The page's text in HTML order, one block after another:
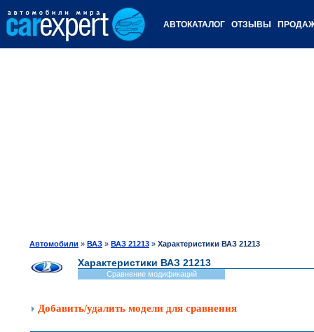
АВТОКАТАЛОГ ОТЗЫВЫ
Автомобили » ВАЗ » ВАЗ 21213 » Характеристики ВАЗ 21213
Характеристики ВАЗ 21213
Сравнение модификаций
Добавить/удалить модели для сравнения